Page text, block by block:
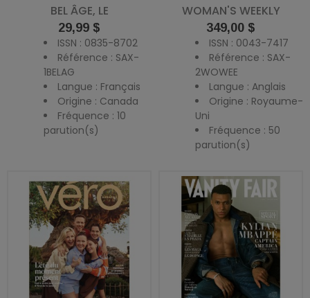
BEL ÂGE, LE
Prix
29,99 $
ISSN : 0835-8702
Référence : SAX-
1BELAG
Langue : Français
Origine : Canada
Fréquence : 10
parution(s)
WOMAN'S WEEKLY
Prix
349,00 $
ISSN : 0043-7417
Référence : SAX-
2WOWEE
Langue : Anglais
Origine : Royaume-
Uni
Fréquence : 50
parution(s)